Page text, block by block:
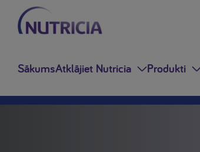
SākumsAtklājiet Nutricia Produkti